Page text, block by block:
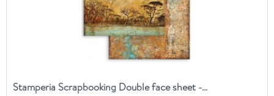
Stamperia Scrapbooking Double face sheet -...